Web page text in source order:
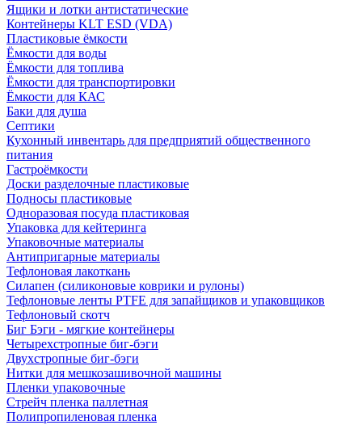
Ящики и лотки антистатические
Контейнеры KLT ESD (VDA)
Пластиковые ёмкости
Ёмкости для воды
Ёмкости для топлива
Ёмкости для транспортировки
Ёмкости для КАС
Баки для душа
Септики
Кухонный инвентарь для предприятий общественного
питания
Гастроёмкости
Доски разделочные пластиковые
Подносы пластиковые
Одноразовая посуда пластиковая
Упаковка для кейтеринга
Упаковочные материалы
Антипригарные материалы
Тефлоновая лакоткань
Силапен (силиконовые коврики и рулоны)
Тефлоновые ленты PTFE для запайщиков и упаковщиков
Тефлоновый скотч
Биг Бэги - мягкие контейнеры
Четырехстропные биг-бэги
Двухстропные биг-бэги
Нитки для мешкозашивочной машины
Пленки упаковочные
Стрейч пленка паллетная
Полипропиленовая пленка